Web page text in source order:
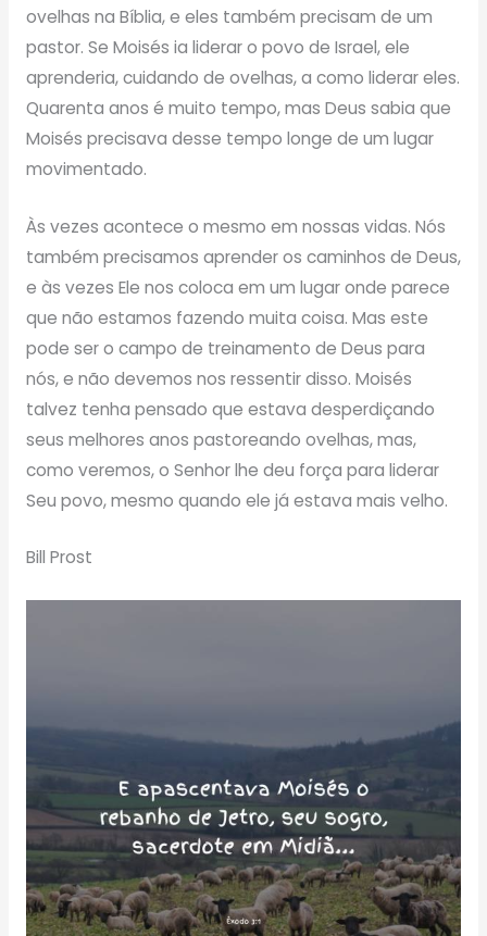
ovelhas na Bíblia, e eles também precisam de um
pastor. Se Moisés ia liderar o povo de Israel, ele
aprenderia, cuidando de ovelhas, a como liderar eles.
Quarenta anos é muito tempo, mas Deus sabia que
Moisés precisava desse tempo longe de um lugar
movimentado.
Às vezes acontece o mesmo em nossas vidas. Nós
também precisamos aprender os caminhos de Deus,
e às vezes Ele nos coloca em um lugar onde parece
que não estamos fazendo muita coisa. Mas este
pode ser o campo de treinamento de Deus para
nós, e não devemos nos ressentir disso. Moisés
talvez tenha pensado que estava desperdiçando
seus melhores anos pastoreando ovelhas, mas,
como veremos, o Senhor lhe deu força para liderar
Seu povo, mesmo quando ele já estava mais velho.
Bill Prost